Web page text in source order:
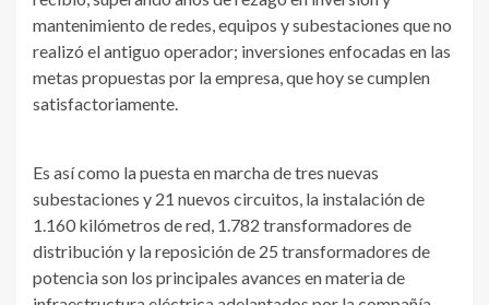
mantenimiento de redes, equipos y subestaciones que no
realizó el antiguo operador; inversiones enfocadas en las
metas propuestas por la empresa, que hoy se cumplen
satisfactoriamente.
Es así como la puesta en marcha de tres nuevas
subestaciones y 21 nuevos circuitos, la instalación de
1.160 kilómetros de red, 1.782 transformadores de
distribución y la reposición de 25 transformadores de
potencia son los principales avances en materia de